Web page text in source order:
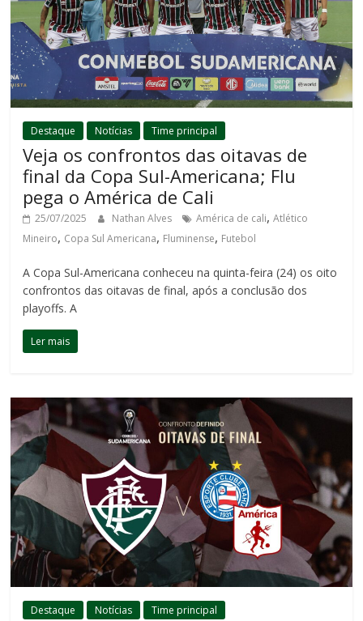
Destaque Notícias Time principal
Veja os confrontos das oitavas de
final da Copa Sul-Americana; Flu
pega o América de Cali
25/07/2025 Nathan Alves América de cali,Atlético
Mineiro, Copa Sul Americana, Fluminense, Futebol
A Copa Sul-Americana conheceu na quinta-feira (24) os oito
confrontos das oitavas de final, após a conclusão dos
playoffs. A
Ler mais
Destaque Notícias Time principal